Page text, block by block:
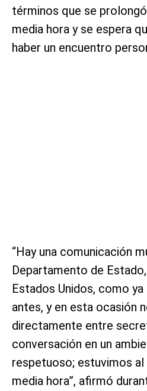
términos que se
media hora y se espera
haber un encuentro
“Hay una comunicación
Departamento de
Estados Unidos, como
antes, y en esta ocasión
directamente entre
conversación en un
respetuoso; estuvimos
media hora”, afirmó